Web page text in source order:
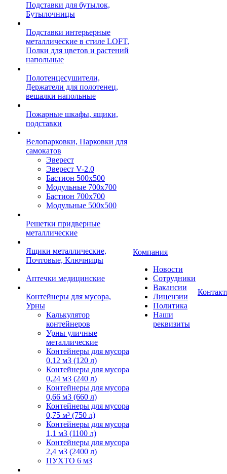
Подставки для бутылок,
Бутылочницы
Подставки интерьерные
металлические в стиле LOFT,
Полки для цветов и растений
напольные
Полотенцесушители,
Держатели для полотенец,
вешалки напольные
Пожарные шкафы, ящики,
подставки
Велопарковки, Парковки для
самокатов
Эверест
Эверест V-2.0
Бастион 500х500
Модульные 700х700
Бастион 700х700
Модульные 500х500
Решетки придверные
металлические
Ящики металлические,
Почтовые, Ключницы
Аптечки медицинские
Контейнеры для мусора,
Урны
Калькулятор
контейнеров
Урны уличные
металлические
Контейнеры для мусора
0,12 м3 (120 л)
Контейнеры для мусора
0,24 м3 (240 л)
Контейнеры для мусора
0,66 м3 (660 л)
Контейнеры для мусора
0,75 м³ (750 л)
Контейнеры для мусора
1,1 м3 (1100 л)
Контейнеры для мусора
2,4 м3 (2400 л)
ПУХТО 6 м3
Компания
Новости
Сотрудники
Вакансии
Лицензии
Политика
Наши
реквизиты